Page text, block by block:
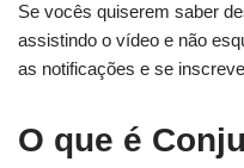
Se vocês quiserem saber
assistindo o vídeo e não
as notificações e se
O que é